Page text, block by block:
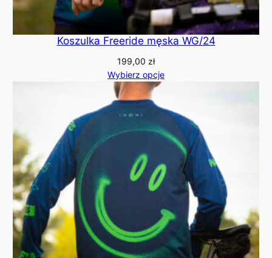
Koszulka Freeride męska WG/24
199,00 zł
Wybierz opcje